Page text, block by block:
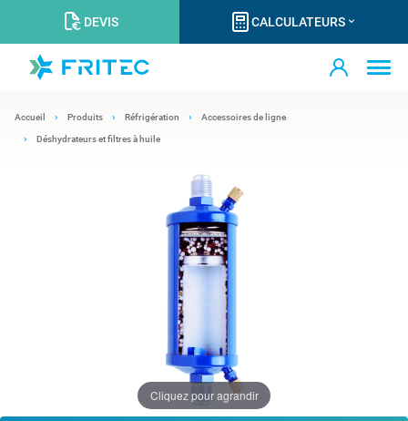
DEVIS CALCULATEURS
Accueil Produits Réfrigération Accessoires de ligne
Déshydrateurs et filtres à huile
Cliquez pour agrandir